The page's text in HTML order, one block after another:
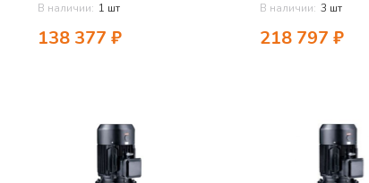
В наличии: 1 шт
138 377 ₽
В наличии: 3 шт
218 797 ₽